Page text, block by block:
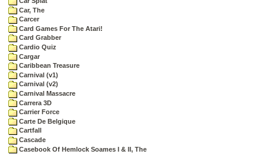
Car, The
Carcer
Card Games For The Atari!
Card Grabber
Cardio Quiz
Cargar
Caribbean Treasure
Carnival (v1)
Carnival (v2)
Carnival Massacre
Carrera 3D
Carrier Force
Carte De Belgique
Cartfall
Cascade
Casebook Of Hemlock Soames I & II, The